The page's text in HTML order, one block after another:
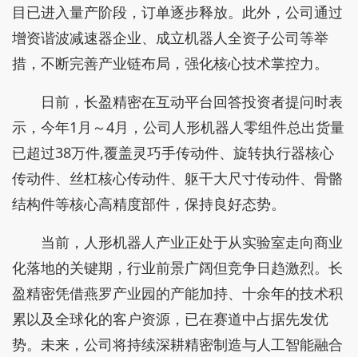
目已进入量产阶段，订单逐步释放。此外，公司通过
增资谐波减速器企业、成立机器人全资子公司等举
措，不断完善产业链布局，强化核心技术掌控力。
日前，长盈精密在互动平台回答投资者提问时表
示，今年1月～4月，公司人形机器人零组件总出货量
已超过38万件,覆盖灵巧手传动件、旋转执行器核心
传动件、丝杠核心传动件、躯干大尺寸传动件、骨骼
结构件等核心高精度部件，保持良好态势。
当前，人形机器人产业正处于从实验室走向商业
化落地的关键期，行业前景广阔但竞争日趋激烈。长
盈精密凭借燕罗产业园的产能加持、十余年的技术积
累以及全球化的客户资源，已在赛道中占据先发优
势。未来，公司将持续深耕精密制造与人工智能融合